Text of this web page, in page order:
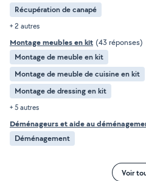
Récupération de canapé
+ 2 autres
Montage meubles en kit (43 réponses)
Montage de meuble en kit
Montage de meuble de cuisine en kit
Montage de dressing en kit
+ 5 autres
Déménageurs et aide au
Déménagement
Voir